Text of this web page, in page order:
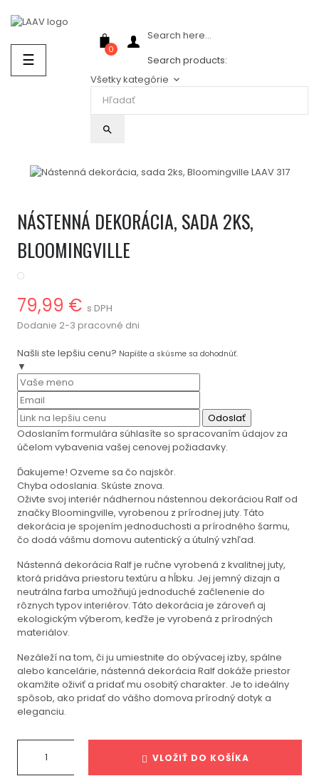
Prepnúť
navigáciu
☰
0
Search here...
Search products:
Všetky kategórie keyboard_arrow_down
search
NÁSTENNÁ DEKORÁCIA, SADA 2KS,
BLOOMINGVILLE
79,99 € s DPH
Dodanie 2-3 pracovné dni
Našli ste lepšiu cenu? Napíšte a skúsme sa dohodnúť.
▼
Odoslať
Odoslaním formulára súhlasíte so spracovaním údajov za
účelom vybavenia vašej cenovej požiadavky.
Ďakujeme! Ozveme sa čo najskôr.
Chyba odoslania. Skúste znova.
Oživte svoj interiér nádhernou nástennou dekoráciou Ralf od
značky Bloomingville, vyrobenou z prírodnej juty. Táto
dekorácia je spojením jednoduchosti a prírodného šarmu,
čo dodá vášmu domovu autentický a útulný vzhľad.
Nástenná dekorácia Ralf je ručne vyrobená z kvalitnej juty,
ktorá pridáva priestoru textúru a hĺbku. Jej jemný dizajn a
neutrálna farba umožňujú jednoduché začlenenie do
rôznych typov interiérov. Táto dekorácia je zároveň aj
ekologickým výberom, keďže je vyrobená z prírodných
materiálov.
Nezáleží na tom, či ju umiestnite do obývacej izby, spálne
alebo kancelárie, nástenná dekorácia Ralf dokáže priestor
okamžite oživiť a pridať mu osobitý charakter. Je to ideálny
spôsob, ako pridať do vášho domova prírodný dotyk a
eleganciu.
VLOŽIŤ DO KOŠÍKA